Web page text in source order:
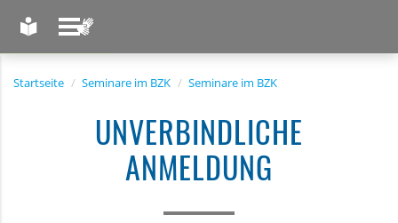
Startseite Seminare im BZK Seminare im BZK
UNVERBINDLICHE
ANMELDUNG